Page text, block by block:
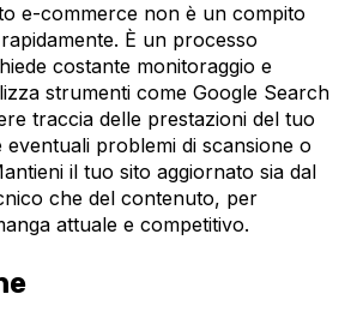
e-commerce non è un compito
È un processo
costante monitoraggio e
strumenti come Google Search
traccia delle prestazioni del tuo
eventuali problemi di scansione o
il tuo sito aggiornato sia dal
che del contenuto, per
attuale e competitivo.